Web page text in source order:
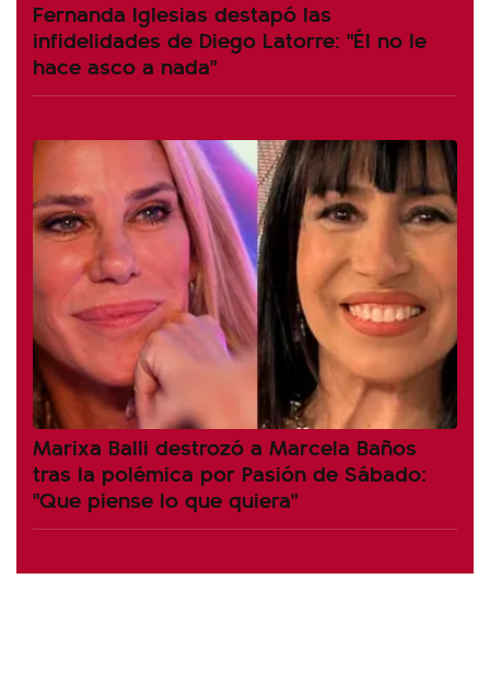
Fernanda Iglesias destapó las
infidelidades de Diego Latorre: "Él no le
hace asco a nada"
Marixa Balli destrozó a Marcela Baños
tras la polémica por Pasión de Sábado:
"Que piense lo que quiera"